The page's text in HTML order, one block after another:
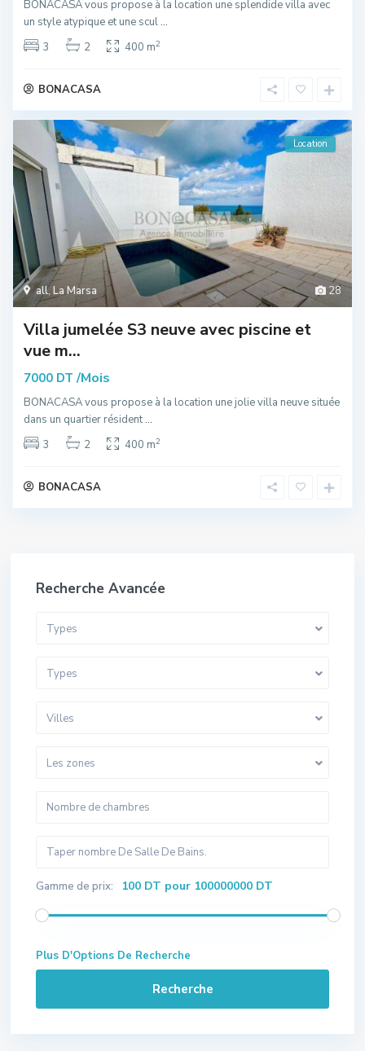
BONACASA vous propose à la location une splendide villa avec
un style atypique et une scul...
3
2 400 m2
BONACASA
28
all, La Marsa
Location
Villa jumelée S3 neuve avec piscine et
vue m...
7000 DT /Mois
BONACASA vous propose à la location une jolie villa neuve située
dans un quartier résident...
3
2 400 m2
BONACASA
Recherche Avancée
Types
Types
Villes
Les zones
Gamme de prix: 100 DT pour 100000000 DT
Plus D'Options De Recherche
Recherche